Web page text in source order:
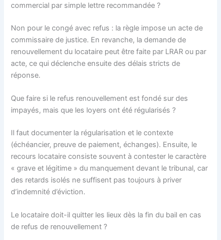
commercial par simple lettre recommandée ?
Non pour le congé avec refus : la règle impose un acte de
commissaire de justice. En revanche, la demande de
renouvellement du locataire peut être faite par LRAR ou par
acte, ce qui déclenche ensuite des délais stricts de
réponse.
Que faire si le refus renouvellement est fondé sur des
impayés, mais que les loyers ont été régularisés ?
Il faut documenter la régularisation et le contexte
(échéancier, preuve de paiement, échanges). Ensuite, le
recours locataire consiste souvent à contester le caractère
« grave et légitime » du manquement devant le tribunal, car
des retards isolés ne suffisent pas toujours à priver
d’indemnité d’éviction.
Le locataire doit-il quitter les lieux dès la fin du bail en cas
de refus de renouvellement ?